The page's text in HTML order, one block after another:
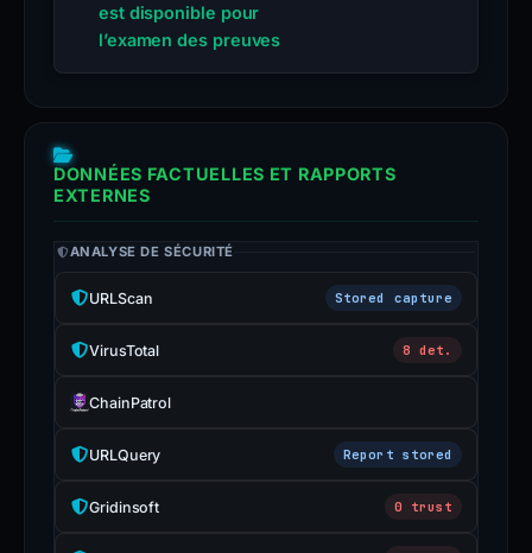
est disponible pour
l’examen des preuves
DONNÉES FACTUELLES ET RAPPORTS
EXTERNES
ANALYSE DE SÉCURITÉ
URLScan Stored capture
VirusTotal 8 det.
ChainPatrol
URLQuery Report stored
Gridinsoft 0 trust